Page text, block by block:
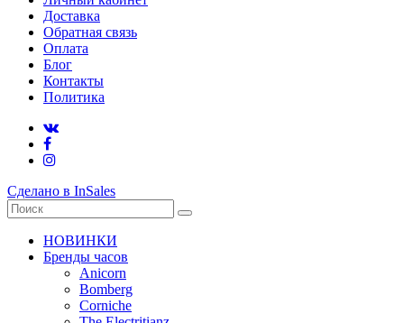
Доставка
Обратная связь
Оплата
Блог
Контакты
Политика
Сделано в InSales
НОВИНКИ
Бренды часов
Anicorn
Bomberg
Corniche